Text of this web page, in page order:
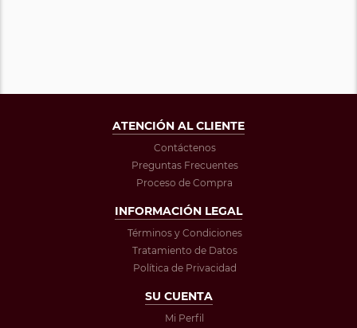
ATENCIÓN AL CLIENTE
Contáctenos
Preguntas Frecuentes
Proceso de Compra
INFORMACIÓN LEGAL
Términos y Condiciones
Tratamiento de Datos
Política de Privacidad
SU CUENTA
Mi Perfil